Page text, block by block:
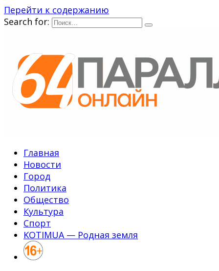
Перейти к содержанию
Search for:
Главная
Новости
Город
Политика
Общество
Культура
Спорт
KOTIMUA — Родная земля